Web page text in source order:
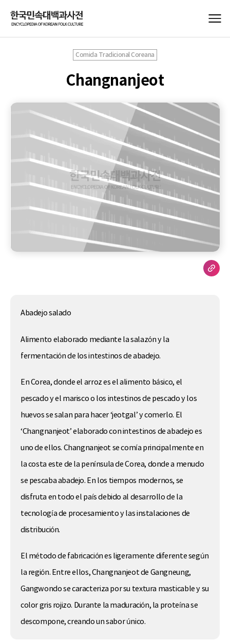
Comida Tradicional Coreana
Changnanjeot
Abadejo salado
Alimento elaborado mediante la salazón y la
fermentación de los intestinos de abadejo.
En Corea, donde el arroz es el alimento básico, el
pescado y el marisco o los intestinos de pescado y los
huevos se salan para hacer ‘jeotgal’ y comerlo. El
‘Changnanjeot’ elaborado con intestinos de abadejo es
uno de ellos. Changnanjeot se comía principalmente en
la costa este de la península de Corea, donde a menudo
se pescaba abadejo. En los tiempos modernos, se
disfruta en todo el país debido al desarrollo de la
tecnología de procesamiento y las instalaciones de
distribución.
El método de fabricación es ligeramente diferente según
la región. Entre ellos, Changnanjeot de Gangneung,
Gangwondo se caracteriza por su textura masticable y su
color gris rojizo. Durante la maduración, la proteína se
descompone, creando un sabor único.